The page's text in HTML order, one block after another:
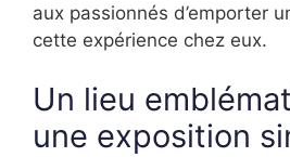
aux passionnés d’emporter
cette expérience chez eux.
Un lieu
une exposition